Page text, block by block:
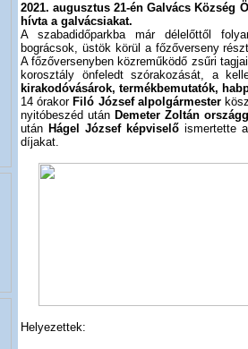
2021. augusztus 21-én Galvács Község
hívta a galvácsiakat.
A szabadidőparkba már délelőttől
bográcsok, üstök körül a főzőverseny
A főzőversenyben közreműködő zsűri
korosztály önfeledt szórakozását, a
kirakodóvásárok, termékbemutatók,
14 órakor Filó József alpolgármester
nyitóbeszéd után Demeter Zoltán
után Hágel József képviselőismertette a
díjakat.
Helyezettek: